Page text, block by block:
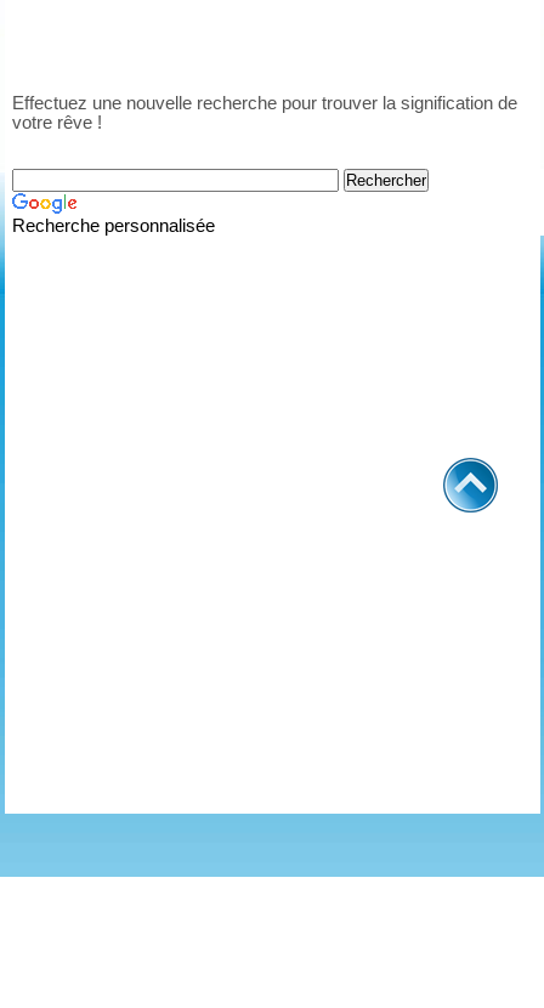
Effectuez une nouvelle recherche pour trouver la signification de
votre rêve !
Recherche personnalisée